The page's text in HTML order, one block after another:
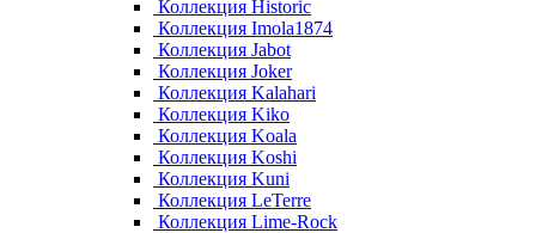
Коллекция Historic
Коллекция Imola1874
Коллекция Jabot
Коллекция Joker
Коллекция Kalahari
Коллекция Kiko
Коллекция Koala
Коллекция Koshi
Коллекция Kuni
Коллекция LeTerre
Коллекция Lime-Rock